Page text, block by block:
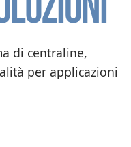
di centraline,
per applicazioni